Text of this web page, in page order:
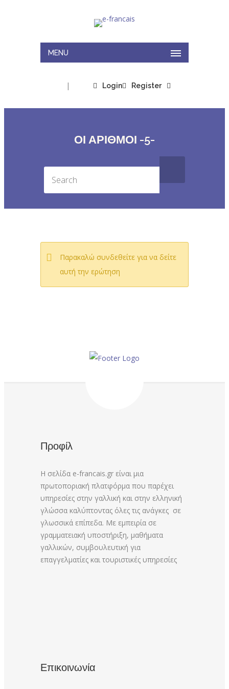
MENU
Login
| Register
ΟΙ ΑΡΙΘΜΟΙ -5-
Παρακαλώ συνδεθείτε για να δείτε
αυτή την ερώτηση
Προφίλ
Η σελίδα e-francais.gr είναι μια
πρωτοποριακή πλατφόρμα που παρέχει
υπηρεσίες στην γαλλική και στην ελληνική
γλώσσα καλύπτοντας όλες τις ανάγκες σε
γλωσσικά επίπεδα. Με εμπειρία σε
γραμματειακή υποστήριξη, μαθήματα
γαλλικών, συμβουλευτική για
επαγγελματίες και τουριστικές υπηρεσίες
Επικοινωνία